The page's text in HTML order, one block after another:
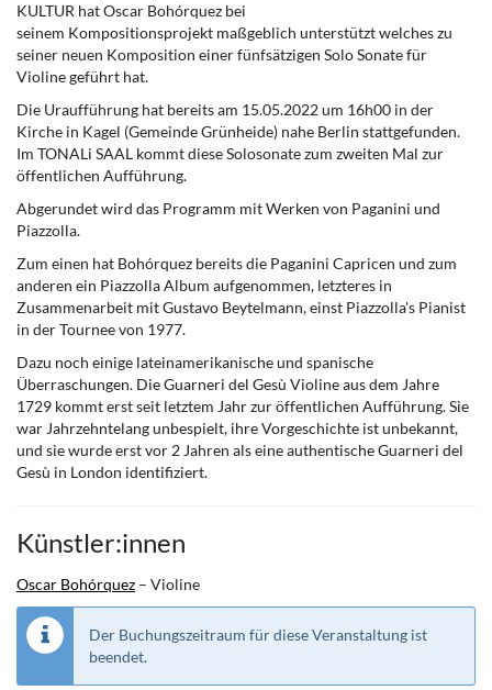
KULTUR hat Oscar Bohórquez bei
seinem Kompositionsprojekt maßgeblich unterstützt welches zu
seiner neuen Komposition einer fünfsätzigen Solo Sonate für
Violine geführt hat.
Die Uraufführung hat bereits am 15.05.2022 um 16h00 in der
Kirche in Kagel (Gemeinde Grünheide) nahe Berlin stattgefunden.
Im TONALi SAAL kommt diese Solosonate zum zweiten Mal zur
öffentlichen Aufführung.
Abgerundet wird das Programm mit Werken von Paganini und
Piazzolla.
Zum einen hat Bohórquez bereits die Paganini Capricen und zum
anderen ein Piazzolla Album aufgenommen, letzteres in
Zusammenarbeit mit Gustavo Beytelmann, einst Piazzolla's Pianist
in der Tournee von 1977.
Dazu noch einige lateinamerikanische und spanische
Überraschungen. Die Guarneri del Gesù Violine aus dem Jahre
1729 kommt erst seit letztem Jahr zur öffentlichen Aufführung. Sie
war Jahrzehntelang unbespielt, ihre Vorgeschichte ist unbekannt,
und sie wurde erst vor 2 Jahren als eine authentische Guarneri del
Gesù in London identifiziert.
Künstler:innen
Oscar Bohórquez – Violine
Der Buchungszeitraum für diese Veranstaltung ist
beendet.